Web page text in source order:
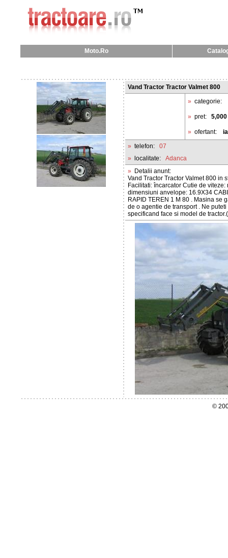
Moto.Ro
Vand Tractor Tractor Valmet 800
» categorie:
» pret: 5,000
» ofertant:
» telefon:
07
»
localitate:
Adanca
»
Detalii anunt:
Vand Tractor Tractor Valmet 800 in
Facilitati: încarcator Cutie de
dimensiuni anvelope: 16.9X34
RAPID TEREN 1 M 80 . Masina se
de o agentie de transport . Ne
specificand face si model de
©